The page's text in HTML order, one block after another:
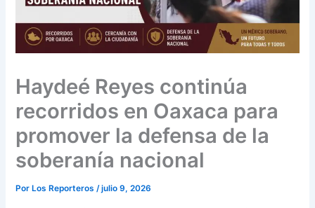
Haydeé Reyes continúa
recorridos en Oaxaca para
promover la defensa de la
soberanía nacional
PorLos Reporteros /julio 9, 2026